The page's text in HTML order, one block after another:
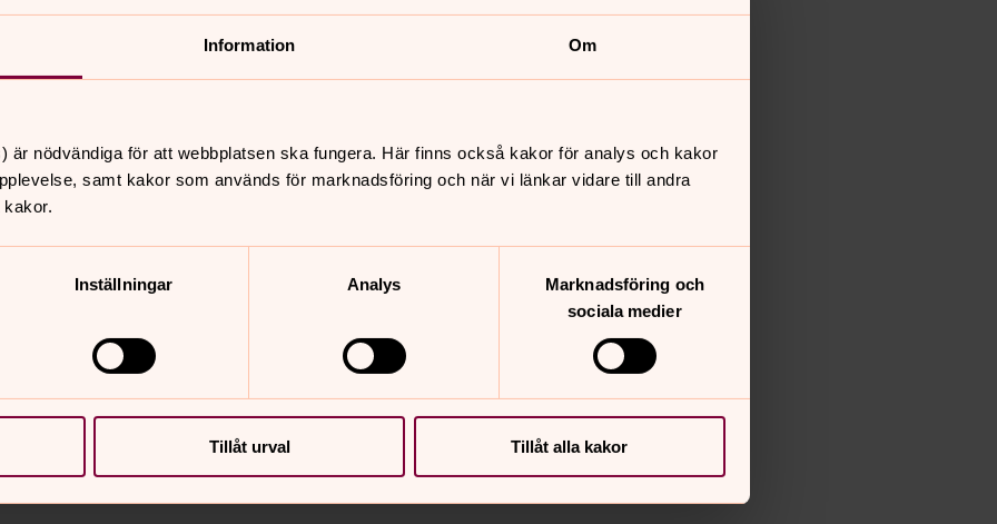
Information Om
är nödvändiga för att webbplatsen ska fungera. Här finns också kakor för analys och kakor
samt kakor som används för marknadsföring och när vi länkar vidare till andra
Inställningar Analys
Marknadsföring och
sociala medier
Tillåt urval Tillåt alla kakor
gravsten
på Håjums
år under maj månad.
på Håjum respektive Götalunden
säker gravsten.
Kaprifolen, Buxbomen, Enen,
och Oxbäret.